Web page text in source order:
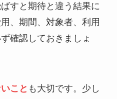
すと期待と違う結果に
、期間、対象者、利用
確認しておきましょ
こと も大切です。少し